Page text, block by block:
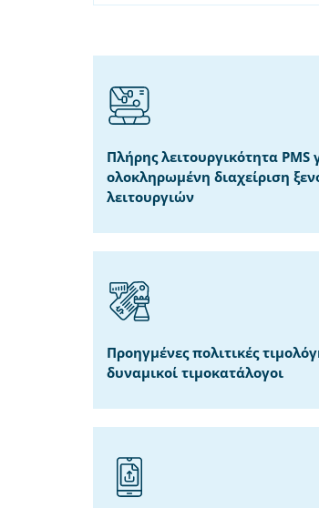
Πλήρης λειτουργικότητα PMS
ολοκληρωμένη διαχείριση
λειτουργιών
Προηγμένες πολιτικές
δυναμικοί τιμοκατάλογοι